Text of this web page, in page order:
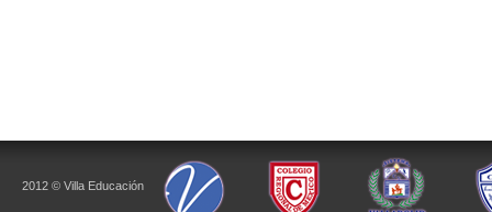
2012 © Villa Educación